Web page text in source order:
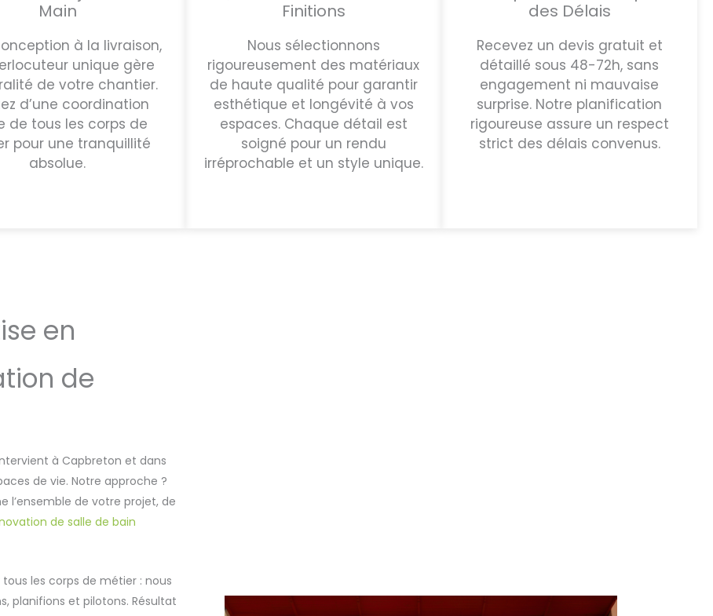
Main
à la livraison,
unique gère
de votre chantier.
d’une coordination
de tous les corps de
pour une tranquillité
absolue.
Finitions
Nous sélectionnons
rigoureusement des matériaux
de haute qualité pour garantir
esthétique et longévité à vos
espaces. Chaque détail est
soigné pour un rendu
irréprochable et un style unique.
des Délais
Recevez un devis gratuit et
détaillé sous 48-72h, sans
engagement ni mauvaise
surprise. Notre planification
rigoureuse assure un respect
strict des délais convenus.
en
de
à Capbreton et dans
de vie. Notre approche ?
l’ensemble de votre projet, de
de salle de bain
les corps de métier : nous
planifions et pilotons. Résultat